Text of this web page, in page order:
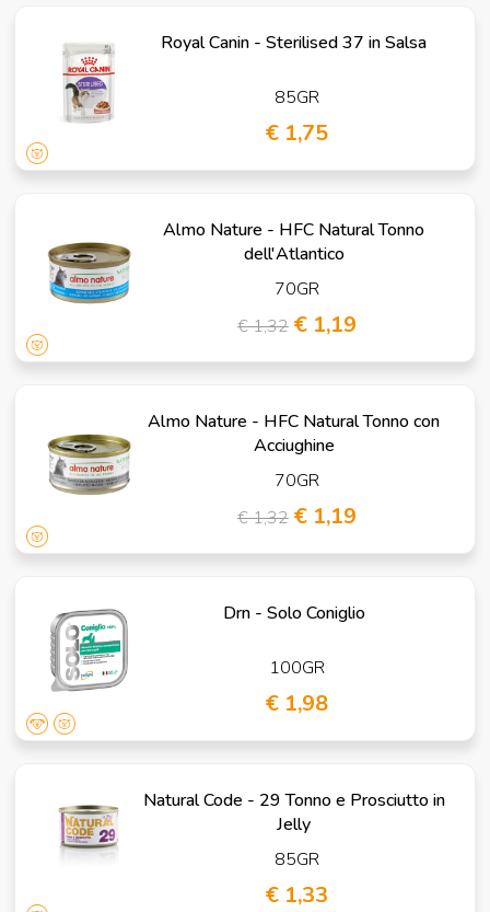
Royal Canin - Sterilised 37 in Salsa
85GR
€ 1,75
Almo Nature - HFC Natural Tonno
dell'Atlantico
70GR
€ 1,32 € 1,19
Almo Nature - HFC Natural Tonno con
Acciughine
70GR
€ 1,32 € 1,19
Drn - Solo Coniglio
100GR
€ 1,98
Natural Code - 29 Tonno e Prosciutto in
Jelly
85GR
€ 1,33